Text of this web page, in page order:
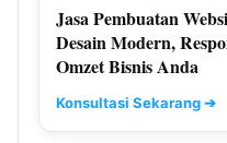
Jasa Pembuatan
Desain Modern,
Omzet Bisnis Anda
Konsultasi Sekarang ➔